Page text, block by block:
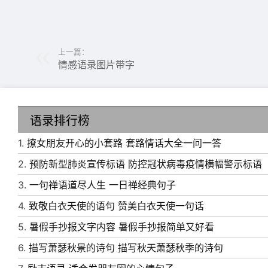
6、冬天，恢复我头脑中的空白;雨季，湿了我
切，也给我真实，原来是想你。
7、重叠是缺失，重复是缺失;有爱在我们心中
是你们一起的风风雨雨!
8、怎么能迷恋上你我在问自己，今天我能放
场梦，我愿长醉不愿醒来。
9、太阳早早落山，回到月亮的光环下;鸟儿早
家了，为了在梦中见到你!
上一篇：
情感语录图片带字
语录排行榜
1. 撩女朋友开心的小套路 套路情话大全一问一答
2. 预防新型肺炎宣传标语 防控冠状病毒疫情横幅警示标语
3. 一句禅语道尽人生 一日禅经典句子
4. 致敬白衣天使的语句 赞美白衣天使一句话
5. 暑假手抄报文字内容 暑假手抄报简单又好看
6. 描写萧瑟秋景的诗句 描写秋天萧瑟秋季的诗句